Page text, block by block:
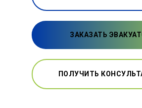
ЗАКАЗАТЬ
ПОЛУЧИТЬ